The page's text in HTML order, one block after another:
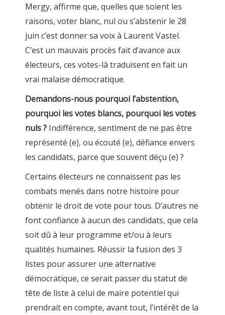
Mergy, affirme que, quelles que soient les
raisons, voter blanc, nul ou s’abstenir le 28
juin c’est donner sa voix à Laurent Vastel.
C’est un mauvais procès fait d’avance aux
électeurs, ces votes-là traduisent en fait un
vrai malaise démocratique.
Demandons-nous pourquoi l’abstention,
pourquoi les votes blancs, pourquoi les votes
nuls ? Indifférence, sentiment de ne pas être
représenté (e), ou écouté (e), défiance envers
les candidats, parce que souvent déçu (e) ?
Certains électeurs ne connaissent pas les
combats menés dans notre histoire pour
obtenir le droit de vote pour tous. D’autres ne
font confiance à aucun des candidats, que cela
soit dû à leur programme et/ou à leurs
qualités humaines. Réussir la fusion des 3
listes pour assurer une alternative
démocratique, ce serait passer du statut de
tête de liste à celui de maire potentiel qui
prendrait en compte, avant tout, l’intérêt de la